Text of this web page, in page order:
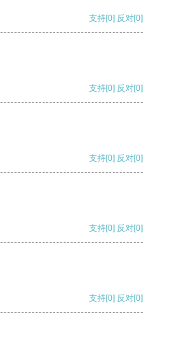
支持[0] 反对[0]
支持[0] 反对[0]
支持[0] 反对[0]
支持[0] 反对[0]
支持[0] 反对[0]